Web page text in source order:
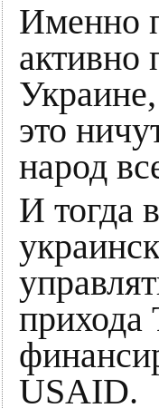
Именно
активно
это
народ
И тогда
прихода
USAID.